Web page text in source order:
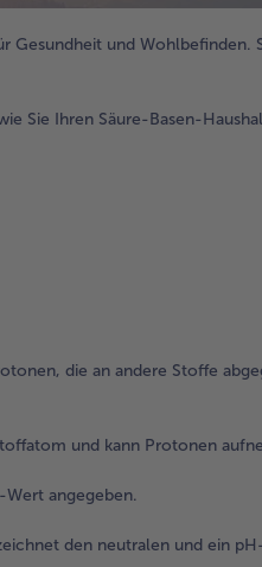
Gesundheit und Wohlbefinden.
Sie Ihren Säure-Basen-
die an andere Stoffe
und kann Protonen
angegeben.
den neutralen und ein